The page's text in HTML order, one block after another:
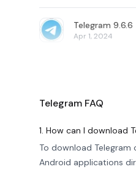
Telegram 9.6.6
Apr 1, 2024
Telegram FAQ
1. How can I download
To download
Android applications